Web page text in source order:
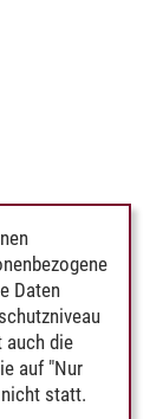
Daten
auch die
auf "Nur
statt.